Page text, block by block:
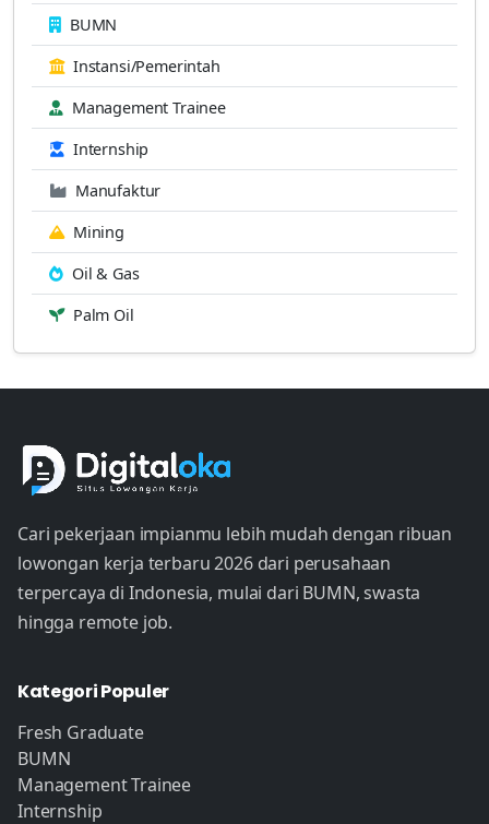
BUMN
Instansi/Pemerintah
Management Trainee
Internship
Manufaktur
Mining
Oil & Gas
Palm Oil
Cari pekerjaan impianmu lebih mudah dengan ribuan
lowongan kerja terbaru 2026 dari perusahaan
terpercaya di Indonesia, mulai dari BUMN, swasta
hingga remote job.
Kategori Populer
Fresh Graduate
BUMN
Management Trainee
Internship